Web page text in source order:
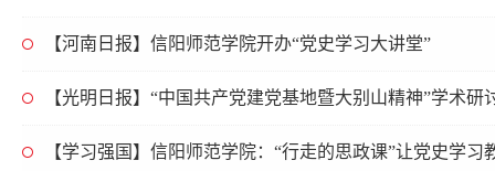
【河南日报】信阳师范学院开办“党史学习大讲堂”
【光明日报】“中国共产党建党基地暨大别山精神”学术研
【学习强国】信阳师范学院：“行走的思政课”让党史学习